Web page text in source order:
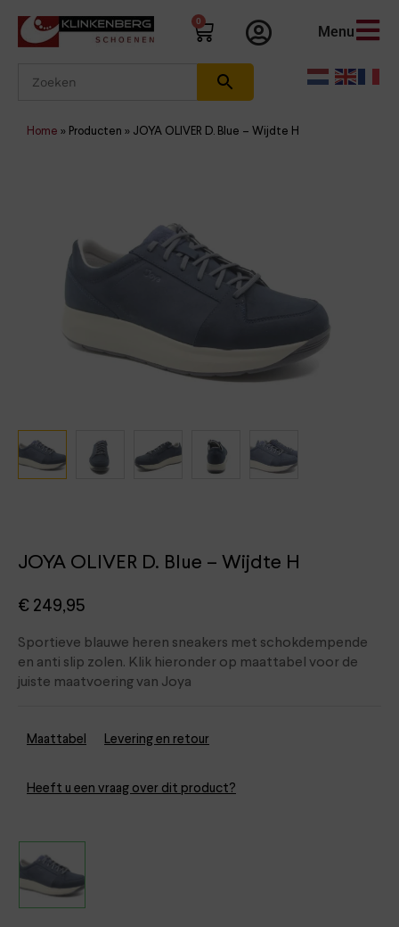
0
Menu
Home » Producten » JOYA OLIVER D. Blue – Wijdte H
JOYA OLIVER D. Blue – Wijdte H
€ 249,95
Sportieve blauwe heren sneakers met schokdempende
en anti slip zolen. Klik hieronder op maattabel voor de
juiste maatvoering van Joya
Maattabel Levering en retour
Heeft u een vraag over dit product?